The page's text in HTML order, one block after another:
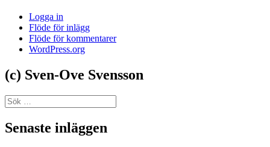
Logga in
Flöde för inlägg
Flöde för kommentarer
WordPress.org
(c) Sven-Ove Svensson
Sök
efter:
Senaste inläggen